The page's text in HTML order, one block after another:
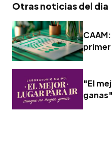
Otras noticias del dia
"El